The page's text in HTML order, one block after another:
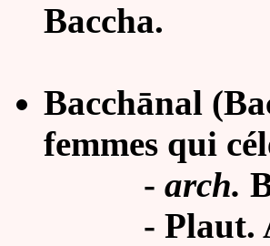
Baccha.
Bacchānal
femmes qui
- arch.
- Plaut.